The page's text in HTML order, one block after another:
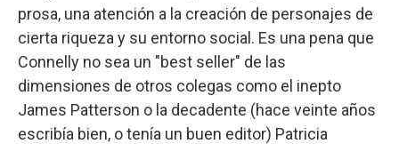
prosa, una atención a la creación de personajes de
cierta riqueza y su entorno social. Es una pena que
Connelly no sea un "best seller" de las
dimensiones de otros colegas como el inepto
James Patterson o la decadente (hace veinte años
escribía bien, o tenía un buen editor) Patricia